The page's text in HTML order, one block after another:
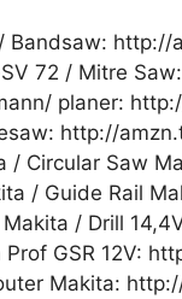
Bandsaw: http://
72 / Mitre
planer:
http://
/ Circular Saw
/ Guide Rail
/ Drill
GSR 12V:
Makita: